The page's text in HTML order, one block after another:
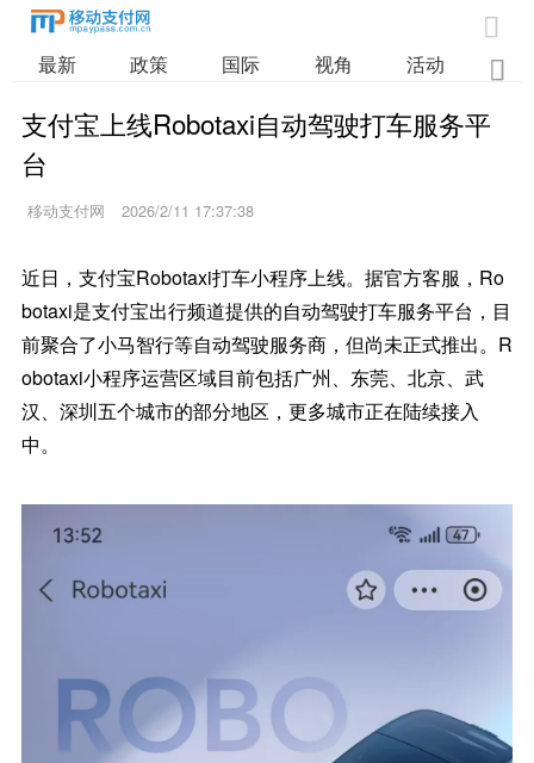

最新 政策 国际 视角 活动 业

支付宝上线Robotaxi自动驾驶打车服务平
台
移动支付网 2026/2/11 17:37:38
近日，支付宝Robotaxi打车小程序上线。据官方客服，Ro
botaxi是支付宝出行频道提供的自动驾驶打车服务平台，目
前聚合了小马智行等自动驾驶服务商，但尚未正式推出。R
obotaxi小程序运营区域目前包括广州、东莞、北京、武
汉、深圳五个城市的部分地区，更多城市正在陆续接入
中。